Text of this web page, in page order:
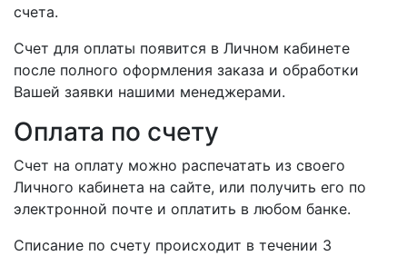
счета.
Счет для оплаты появится в Личном кабинете
после полного оформления заказа и обработки
Вашей заявки нашими менеджерами.
Оплата по счету
Счет на оплату можно распечатать из своего
Личного кабинета на сайте, или получить его по
электронной почте и оплатить в любом банке.
Списание по счету происходит в течении 3